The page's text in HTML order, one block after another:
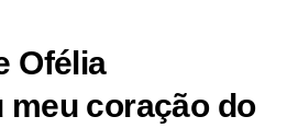
Ofélia
meu coração do